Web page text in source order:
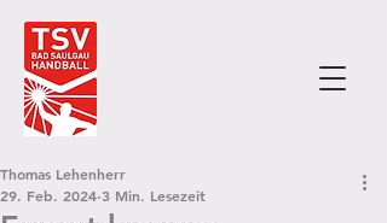
Thomas Lehenherr
29. Feb. 2024 3 Min. Lesezeit